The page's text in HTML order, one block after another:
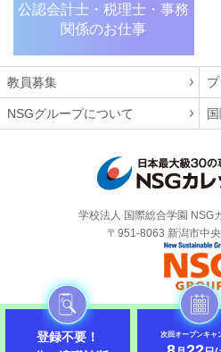
登録不要！
次回オープンキャ
公認会計士・税理士・事務
関係のお仕事
教員募集
NSGグループについて
学校法人 国際総合学園 NSG
〒951-8063 新潟市中
Copyright 2026 JAPAN NSG